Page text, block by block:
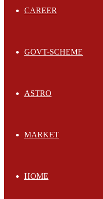
CAREER
GOVT-SCHEME
ASTRO
MARKET
HOME